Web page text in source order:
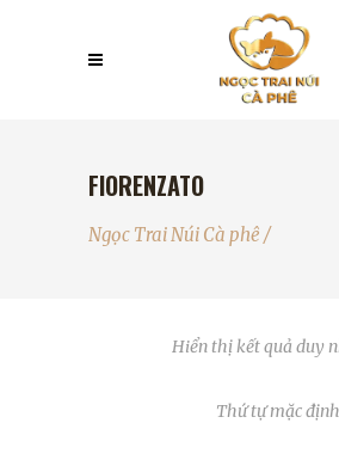
FIORENZATO
Ngọc Trai Núi Cà phê /
Hiển thị kết quả duy
Thứ tự mặc định